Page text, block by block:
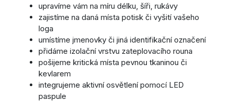
upravíme vám na míru délku, šíři, rukávy
zajistíme na daná místa potisk či vyšití vašeho
loga
umístíme jmenovky či jiná identifikační označení
přidáme izolační vrstvu zateplovacího rouna
pošijeme kritická místa pevnou tkaninou či
kevlarem
integrujeme aktivní osvětlení pomocí LED
paspule